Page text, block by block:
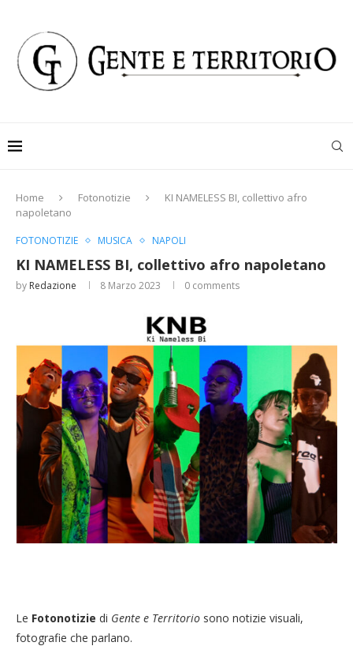
Home Fotonotizie
KI NAMELESS BI, collettivo afro
napoletano
FOTONOTIZIE MUSICA NAPOLI
KI NAMELESS BI, collettivo afro napoletano
by Redazione 8 Marzo 2023 0 comments
Le Fotonotizie di Gente e Territorio sono notizie visuali,
fotografie che parlano.